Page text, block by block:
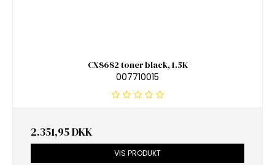
CX8682 toner black, 1.5K
007710015
2.351,95 DKK
VIS PRODUKT